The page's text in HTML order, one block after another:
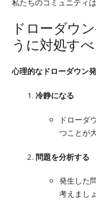
私たちのコミュニティ
ドローダウ
うに対処す
心理的なドローダウン
冷静になる
ドローダ
つことが
問題を分析する
発生した
考えましょ